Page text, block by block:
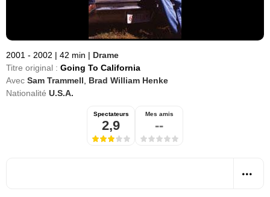
2001 - 2002 | 42 min | Drame
Titre original : Going To California
Avec Sam Trammell
Brad William Henke
Nationalité U.S.A.
Spectateurs
2,9
Mes amis
--